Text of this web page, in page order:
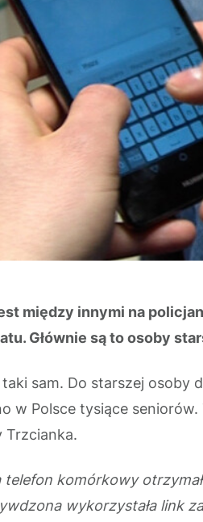
między innymi na
Głównie są to osoby
sam. Do starszej osoby
w Polsce tysiące
Trzcianka.
komórkowy
wykorzystała link